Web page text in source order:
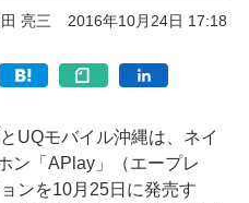
亮三 2016年10月24日 17:18
UQモバイル沖縄は、ネイ
ン「APlay」（エープレ
ンを10月25日に発売す